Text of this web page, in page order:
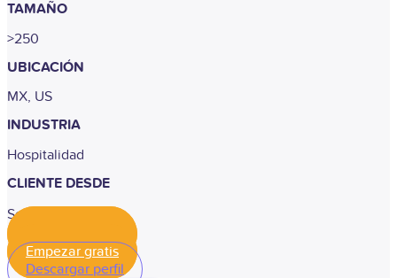
TAMAÑO
>250
UBICACIÓN
MX, US
INDUSTRIA
Hospitalidad
CLIENTE DESDE
Septiembre 2025
Empezar gratis
Descargar perfil